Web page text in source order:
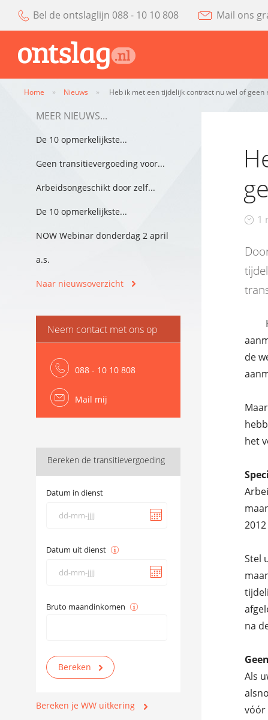
Bel de ontslaglijn 088 - 10 10 808
Mail ons
Home » Nieuws » Heb ik met een tijdelijk contract nu wel of
1
de
het
Stel
na
Als
vóór
MEER NIEUWS...
De 10 opmerkelijkste...
Geen transitievergoeding voor...
Arbeidsongeschikt door zelf...
De 10 opmerkelijkste...
NOW Webinar donderdag 2 april
a.s.
Naar nieuwsoverzicht
Neem contact met ons op
088 - 10 10 808
Mail mij
Bereken de transitievergoeding
Datum in dienst
Datum uit dienst
Bruto maandinkomen
Bereken je WW uitkering